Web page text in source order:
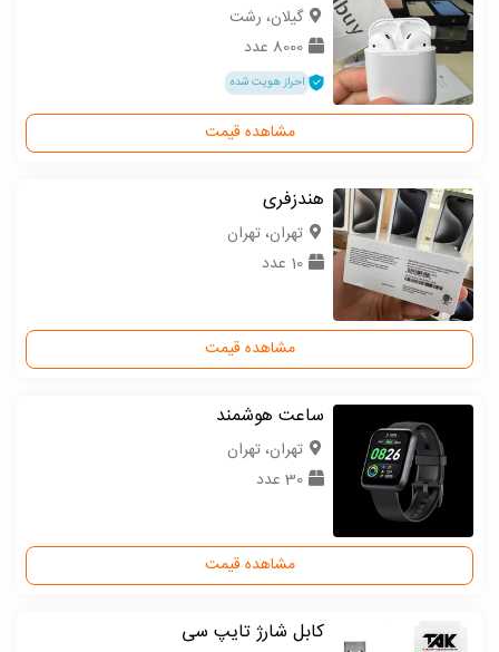
گیلان، رشت
8000 عدد
احراز هویت شده
مشاهده قیمت
هندزفری
تهران، تهران
10 عدد
مشاهده قیمت
ساعت هوشمند
تهران، تهران
30 عدد
مشاهده قیمت
کابل شارژ تایپ سی